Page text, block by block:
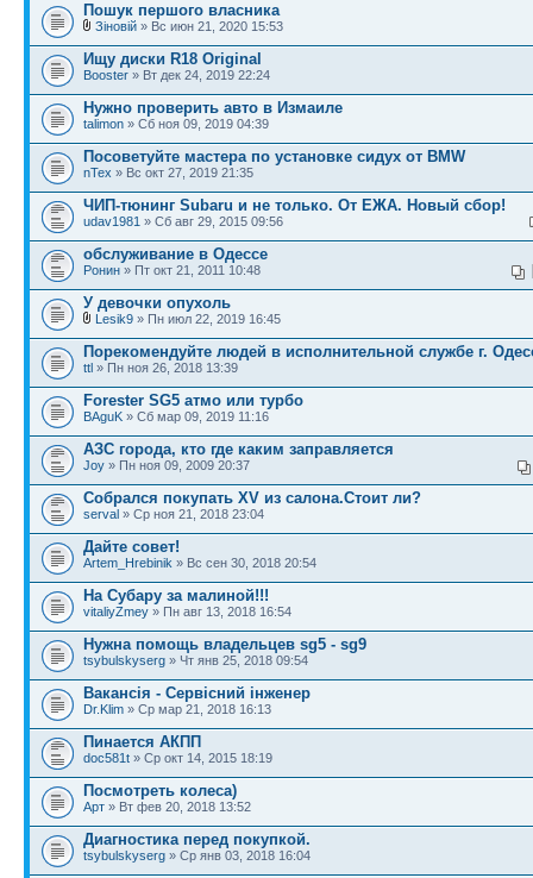
Пошук першого власника
Зіновій » Вс июн 21, 2020 15:53
Ищу диски R18 Original
Booster » Вт дек 24, 2019 22:24
Нужно проверить авто в Измаиле
talimon » Сб ноя 09, 2019 04:39
Посоветуйте мастера по установке сидух от BMW
nTex » Вс окт 27, 2019 21:35
ЧИП-тюнинг Subaru и не только. От ЕЖА. Новый сбор!
udav1981 » Сб авг 29, 2015 09:56
обслуживание в Одессе
Ронин » Пт окт 21, 2011 10:48
У девочки опухоль
Lesik9 » Пн июл 22, 2019 16:45
Порекомендуйте людей в исполнительной службе г.
ttl » Пн ноя 26, 2018 13:39
Forester SG5 атмо или турбо
BAguK » Сб мар 09, 2019 11:16
АЗС города, кто где каким заправляется
Joy » Пн ноя 09, 2009 20:37
Собрался покупать XV из салона.Стоит ли?
serval » Ср ноя 21, 2018 23:04
Дайте совет!
Artem_Hrebinik » Вс сен 30, 2018 20:54
На Субару за малиной!!!
vitaliyZmey » Пн авг 13, 2018 16:54
Нужна помощь владельцев sg5 - sg9
tsybulskyserg » Чт янв 25, 2018 09:54
Вакансія - Сервісний інженер
Dr.Klim » Ср мар 21, 2018 16:13
Пинается АКПП
doc581t » Ср окт 14, 2015 18:19
Посмотреть колеса)
Арт » Вт фев 20, 2018 13:52
Диагностика перед покупкой.
tsybulskyserg » Ср янв 03, 2018 16:04